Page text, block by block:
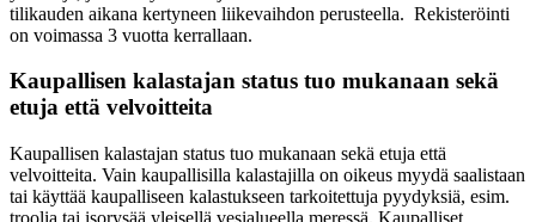
tilikauden aikana kertyneen liikevaihdon perusteella. Rekisteröinti
on voimassa 3 vuotta kerrallaan.
Kaupallisen kalastajan status tuo mukanaan sekä
etuja että velvoitteita
Kaupallisen kalastajan status tuo mukanaan sekä etuja että
velvoitteita. Vain kaupallisilla kalastajilla on oikeus myydä saalistaan
tai käyttää kaupalliseen kalastukseen tarkoitettuja pyydyksiä, esim.
troolia tai isorysää yleisellä vesialueella meressä. Kaupalliset